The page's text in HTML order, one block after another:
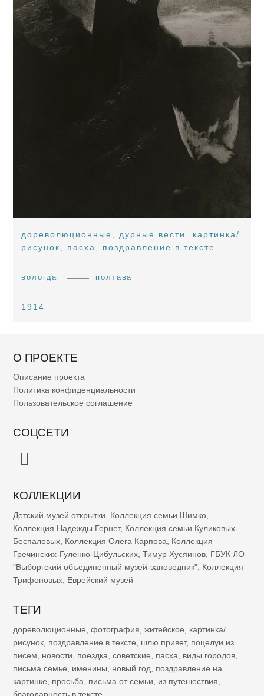
дореволюционные ,дурные вести , картинка/
рисунок, пасха, поздравление в тексте
вологда полтава
1914
О ПРОЕКТЕ
Описание проекта
Политика конфиденциальности
Пользовательское соглашение
СОЦСЕТИ
КОЛЛЕКЦИИ
Детский музей открытки Коллекция семьи Шимко
Коллекция Надежды Гернет, Коллекция семьи Куликовых-
Беспаловых Коллекция Олега Карпова
Коллекция
Гречинских-Гуленко-Цибульских Тимур Хусяинов ГБУК ЛО
"Выборгский объединенный музей-заповедник" Коллекция
Трифоновых Еврейский музей
ТЕГИ
дореволюционные фотография житейское
картинка/
рисунок поздравление в тексте шлю привет, поцелуи из
писем
новости поездка советские пасха виды городов
письма семье
именины новый год
поздравление на
картинке
просьба письма от семьи из путешествия
благодарность в тексте